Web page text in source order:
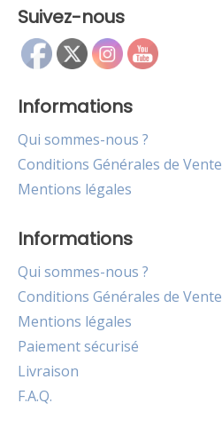
Suivez-nous
Informations
Qui sommes-nous ?
Conditions Générales de Vente
Mentions légales
Informations
Qui sommes-nous ?
Conditions Générales de Vente
Mentions légales
Paiement sécurisé
Livraison
F.A.Q.